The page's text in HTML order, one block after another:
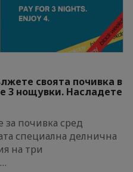
своята почивка в
3 нощувки. Насладете
за почивка сред
специална делнична
на три